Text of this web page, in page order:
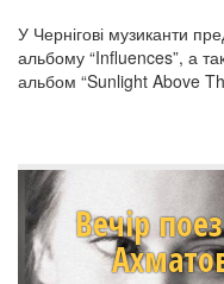
У Чернігові музиканти
альбому “Influences”, а
альбом “Sunlight Above
Вечір